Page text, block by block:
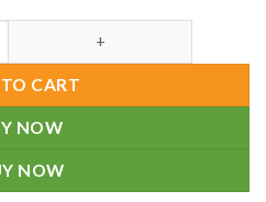
CART
NOW
NOW